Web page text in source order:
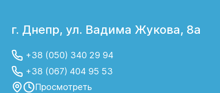
г. Днепр, ул. Вадима Жукова, 8а
+38 (050) 340 29 94
+38 (067) 404 95 53
Просмотреть